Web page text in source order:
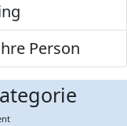
Person